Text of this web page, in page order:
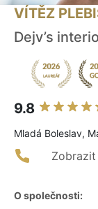
VÍTĚZ
Dejv’s
9.8
Mladá Boleslav,
O společnosti: